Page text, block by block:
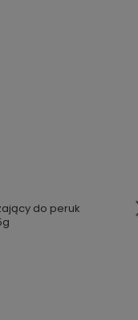
do peruk